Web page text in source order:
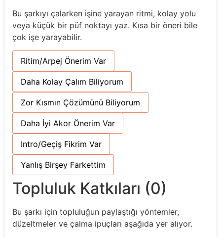
Bu şarkıyı çalarken işine yarayan ritmi, kolay yolu
veya küçük bir püf noktayı yaz. Kısa bir öneri bile
çok işe yarayabilir.
Ritim/Arpej Önerim Var
Daha Kolay Çalım Biliyorum
Zor Kısmın Çözümünü Biliyorum
Daha İyi Akor Önerim Var
Intro/Geçiş Fikrim Var
Yanlış Birşey Farkettim
Topluluk Katkıları (0)
Bu şarkı için topluluğun paylaştığı yöntemler,
düzeltmeler ve çalma ipuçları aşağıda yer alıyor.